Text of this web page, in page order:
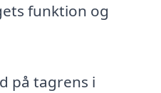
funktion og
på tagrens i